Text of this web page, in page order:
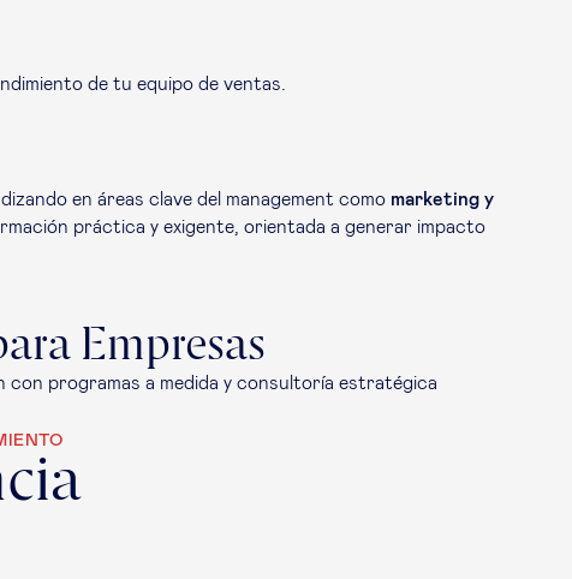
de tu equipo de ventas.
en áreas clave del management como marketing y
práctica y exigente, orientada a generar impacto
Empresas
con programas a medida y consultoría estratégica